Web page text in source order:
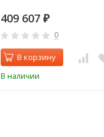
409 607 ₽
0
В корзину
В наличии